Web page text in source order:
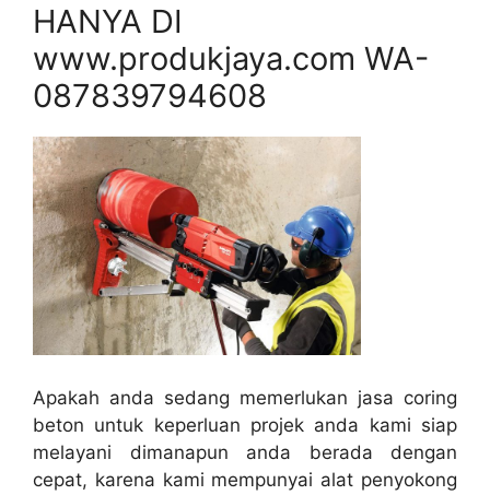
HANYA DI
www.produkjaya.com WA-
087839794608
Apakah anda sedang memerlukan jasa coring
beton untuk keperluan projek anda kami siap
melayani dimanapun anda berada dengan
cepat, karena kami mempunyai alat penyokong